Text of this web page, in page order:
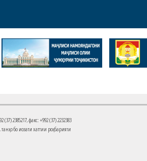
2385217, факс: +992 (37) 2232383
бо иҷозати хаттии роҳбарияти